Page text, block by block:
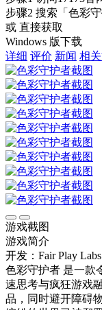
步骤2 搜索 「色彩
或 直接获取
Windows 版下载
详细 评价 新闻 相
游戏截图
游戏简介
开发：Fair Play Labs
色彩守护者 是一款
速思考与疯狂游戏
品，同时避开障碍